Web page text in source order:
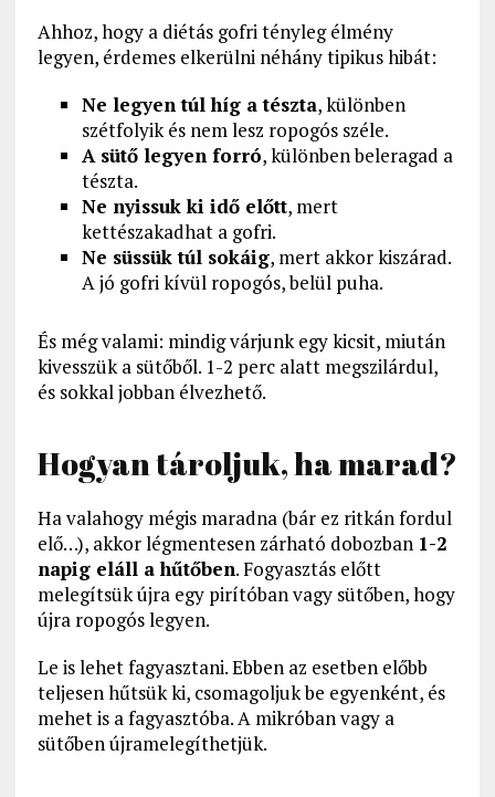
Ahhoz, hogy a diétás gofri tényleg élmény
legyen, érdemes elkerülni néhány tipikus hibát:
Ne legyen túl híg a tészta, különben
szétfolyik és nem lesz ropogós széle.
A sütő legyen forró, különben beleragad a
tészta.
Ne nyissuk ki idő előtt, mert
kettészakadhat a gofri.
Ne süssük túl sokáig, mert akkor kiszárad.
A jó gofri kívül ropogós, belül puha.
És még valami: mindig várjunk egy kicsit, miután
kivesszük a sütőből. 1-2 perc alatt megszilárdul,
és sokkal jobban élvezhető.
Hogyan tároljuk, ha marad?
Ha valahogy mégis maradna (bár ez ritkán fordul
elő…), akkor légmentesen zárható dobozban 1-2
napig eláll a hűtőben. Fogyasztás előtt
melegítsük újra egy pirítóban vagy sütőben, hogy
újra ropogós legyen.
Le is lehet fagyasztani. Ebben az esetben előbb
teljesen hűtsük ki, csomagoljuk be egyenként, és
mehet is a fagyasztóba. A mikróban vagy a
sütőben újramelegíthetjük.